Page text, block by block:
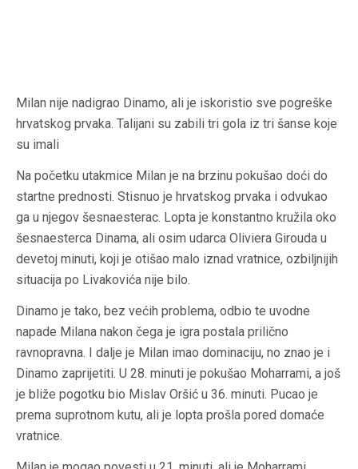
Milan nije nadigrao Dinamo, ali je iskoristio sve pogreške
hrvatskog prvaka. Talijani su zabili tri gola iz tri šanse koje
su imali
Na početku utakmice Milan je na brzinu pokušao doći do
startne prednosti. Stisnuo je hrvatskog prvaka i odvukao
ga u njegov šesnaesterac. Lopta je konstantno kružila oko
šesnaesterca Dinama, ali osim udarca Oliviera Girouda u
devetoj minuti, koji je otišao malo iznad vratnice, ozbiljnijih
situacija po Livakovića nije bilo.
Dinamo je tako, bez većih problema, odbio te uvodne
napade Milana nakon čega je igra postala prilično
ravnopravna. I dalje je Milan imao dominaciju, no znao je i
Dinamo zaprijetiti. U 28. minuti je pokušao Moharrami, a još
je bliže pogotku bio Mislav Oršić u 36. minuti. Pucao je
prema suprotnom kutu, ali je lopta prošla pored domaće
vratnice.